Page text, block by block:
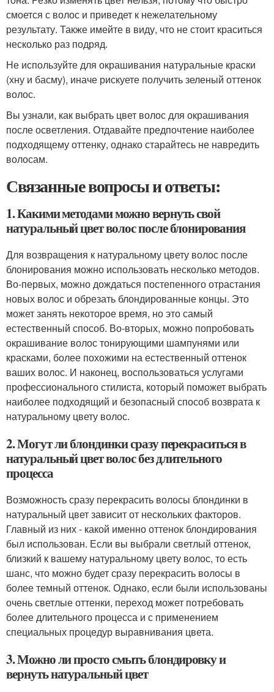
смоется с волос и приведет к нежелательному
результату. Также имейте в виду, что не стоит краситься
несколько раз подряд.
Не используйте для окрашивания натуральные краски
(хну и басму), иначе рискуете получить зеленый оттенок
волос.
Вы узнали, как выбрать цвет волос для окрашивания
после осветления. Отдавайте предпочтение наиболее
подходящему оттенку, однако старайтесь не навредить
волосам.
Связанные вопросы и ответы:
1. Какими методами можно вернуть свой
натуральный цвет волос после блонирования
Для возвращения к натуральному цвету волос после
блонирования можно использовать несколько методов.
Во-первых, можно дождаться постепенного отрастания
новых волос и обрезать блондированные концы. Это
может занять некоторое время, но это самый
естественный способ. Во-вторых, можно попробовать
окрашивание волос тонирующими шампунями или
красками, более похожими на естественный оттенок
ваших волос. И наконец, воспользоваться услугами
профессионального стилиста, который поможет выбрать
наиболее подходящий и безопасный способ возврата к
натуральному цвету волос.
2. Могут ли блондинки сразу перекраситься в
натуральный цвет волос без длительного
процесса
Возможность сразу перекрасить волосы блондинки в
натуральный цвет зависит от нескольких факторов.
Главный из них - какой именно оттенок блондирования
был использован. Если вы выбрали светлый оттенок,
близкий к вашему натуральному цвету волос, то есть
шанс, что можно будет сразу перекрасить волосы в
более темный оттенок. Однако, если были использованы
очень светлые оттенки, переход может потребовать
более длительного процесса и с применением
специальных процедур выравнивания цвета.
3. Можно ли просто смыть блондировку и
вернуть натуральный цвет